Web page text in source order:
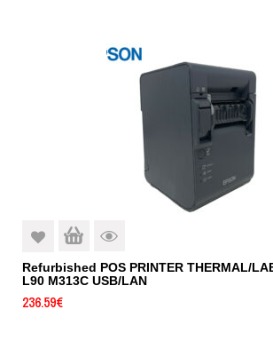
Refurbished POS PRINTER THERMAL/
L90 M313C USB/LAN
236.59€